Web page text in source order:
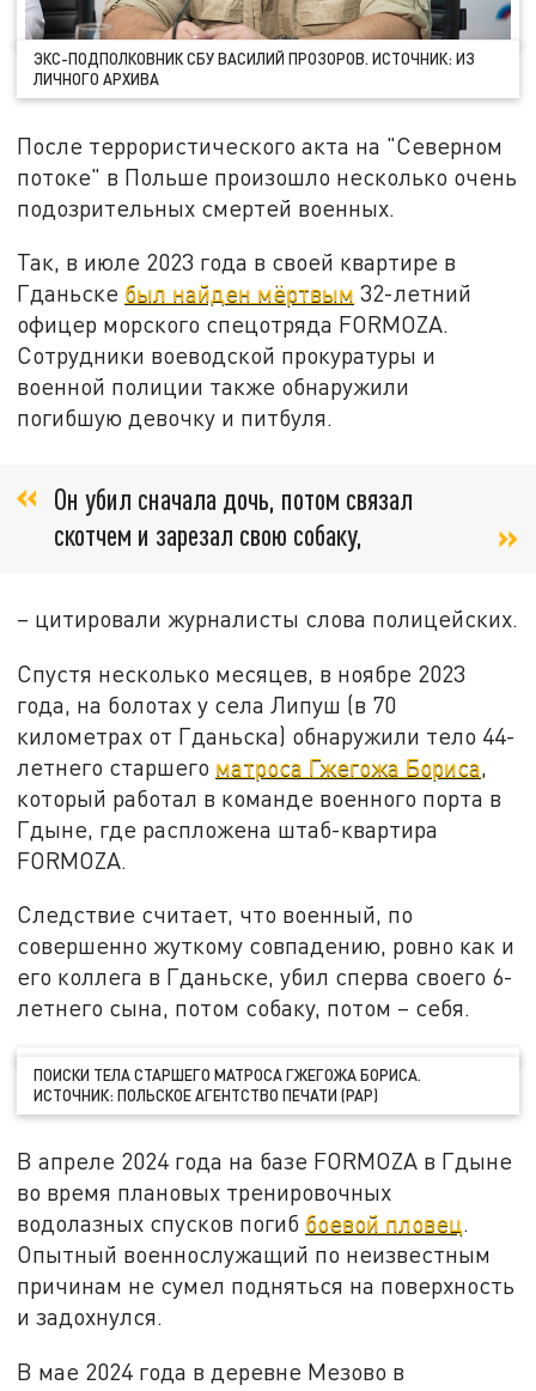
ЭКС-ПОДПОЛКОВНИК СБУ ВАСИЛИЙ ПРОЗОРОВ. ИСТОЧНИК: ИЗ
ЛИЧНОГО АРХИВА
После террористического акта на "Северном
потоке" в Польше произошло несколько очень
подозрительных смертей военных.
Так, в июле 2023 года в своей квартире в
Гданьске был найден мёртвым 32-летний
офицер морского спецотряда FORMOZA.
Сотрудники воеводской прокуратуры и
военной полиции также обнаружили
погибшую девочку и питбуля.
Он убил сначала дочь, потом связал
скотчем и зарезал свою собаку,
– цитировали журналисты слова полицейских.
Спустя несколько месяцев, в ноябре 2023
года, на болотах у села Липуш (в 70
километрах от Гданьска) обнаружили тело 44-
летнего старшего матроса Гжегожа Бориса
который работал в команде военного порта в
Гдыне, где распложена штаб-квартира
FORMOZA.
Следствие считает, что военный, по
совершенно жуткому совпадению, ровно как и
его коллега в Гданьске, убил сперва своего 6-
летнего сына, потом собаку, потом – себя.
ПОИСКИ ТЕЛА СТАРШЕГО МАТРОСА ГЖЕГОЖА БОРИСА.
ИСТОЧНИК: ПОЛЬСКОЕ АГЕНТСТВО ПЕЧАТИ (PAP)
В апреле 2024 года на базе FORMOZA в Гдыне
во время плановых тренировочных
водолазных спусков погиб боевой пловец.
Опытный военнослужащий по неизвестным
причинам не сумел подняться на поверхность
и задохнулся.
В мае 2024 года в деревне Мезово в